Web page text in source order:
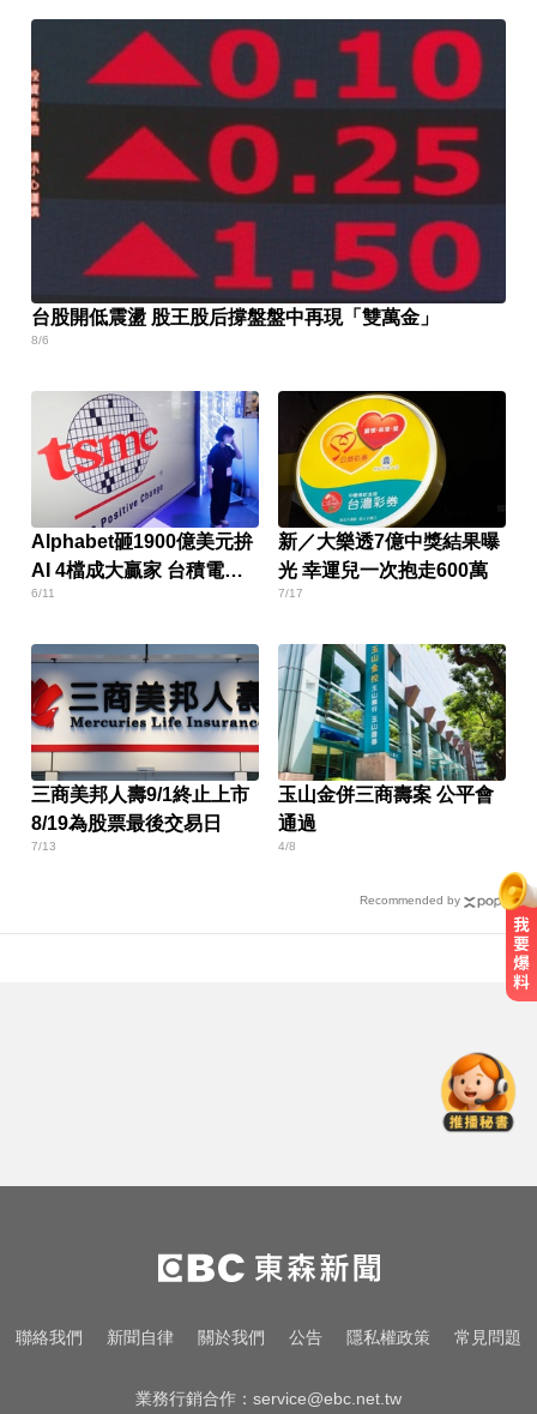
台股開低震盪 股王股后撐盤盤中再現「雙萬金」
8/6
Alphabet砸1900億美元拚
AI 4檔成大贏家 台積電也
入列
6/11
新／大樂透7億中獎結果曝
光 幸運兒一次抱走600萬
7/17
三商美邦人壽9/1終止上市
8/19為股票最後交易日
7/13
玉山金併三商壽案 公平會
通過
4/8
Recommended by
統一獅8:2味全龍
台中恐怖車禍！婦人遭大貨車猛撞
下半身重創身亡
國一生持斷裂掃把「刺」老師 右眼
聯絡我們 新聞自律 關於我們 公告 隱私權政策 常見問題
業務行銷合作： service@ebc.net.tw